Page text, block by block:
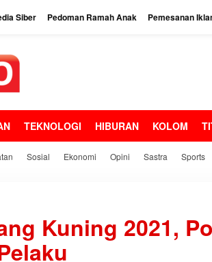
Siber Pedoman Ramah Anak Pemesanan
TEKNOLOGI HIBURAN KOLOM
Sosial Ekonomi Opini Sastra Sports
Kuning 2021,